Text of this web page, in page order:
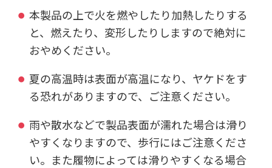
本製品の上で火を燃やしたり加熱したりする
と、燃えたり、変形したりしますので絶対に
おやめください。
夏の高温時は表面が高温になり、ヤケドをす
る恐れがありますので、ご注意ください。
雨や散水などで製品表面が濡れた場合は滑り
やすくなりますので、歩行にはご注意くださ
い。また履物によっては滑りやすくなる場合